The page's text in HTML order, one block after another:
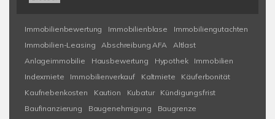
Immobilienbewertung Immobilienblase
Immobiliengutachten
Immobilien-Leasing
Abschreibung AFA
Altlast
Anlageimmobilie
Hausbewertung Hypothek
Immobilien
Indexmiete
Immobilienverkauf Kaltmiete
Käuferbonität
Kaufnebenkosten
Kaution Kubatur
Kündigungsfrist
Baufinanzierung
Baugenehmigung
Baugrenze